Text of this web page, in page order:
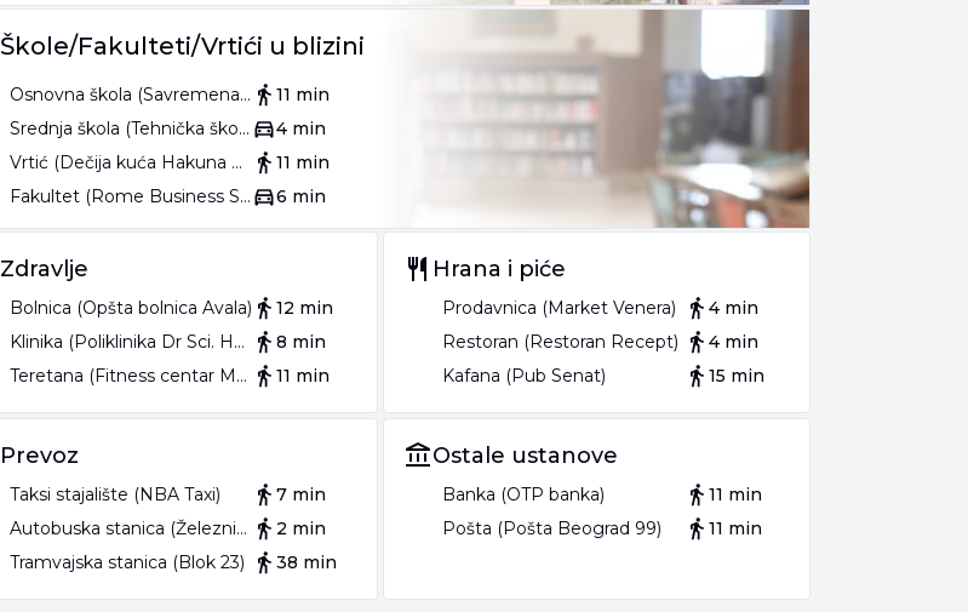
Škole/Fakulteti/Vrtići u blizini
Osnovna škola (Savremena osnovna škola)
11 min
Srednja škola (Tehnička škola Novi Beograd)
4 min
Vrtić (Dečija kuća Hakuna Matata)
11 min
Fakultet (Rome Business School)
6 min
Zdravlje
Bolnica (Opšta bolnica Avala)
12 min
Klinika (Poliklinika Dr Sci. Hadžagić)
8 min
Teretana (Fitness centar Maximus Fitness)
11 min
Hrana i piće
Prodavnica (Market Venera)
4 min
Restoran (Restoran Recept)
4 min
Kafana (Pub Senat)
15 min
Prevoz
Taksi stajalište (NBA Taxi)
7 min
Autobuska stanica (Železnička Stanica Tošin Bunar)
2 min
Tramvajska stanica (Blok 23)
38 min
Ostale ustanove
Banka (OTP banka)
11 min
Pošta (Pošta Beograd 99)
11 min